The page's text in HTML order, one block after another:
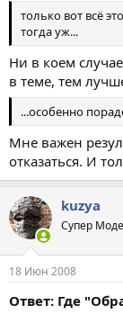
только вот всё
тогда уж...
Ни в коем
в теме, тем
...особенно
Мне важен
отказаться. И
kuzya
Супер
18 Июн 2008
Ответ: Где